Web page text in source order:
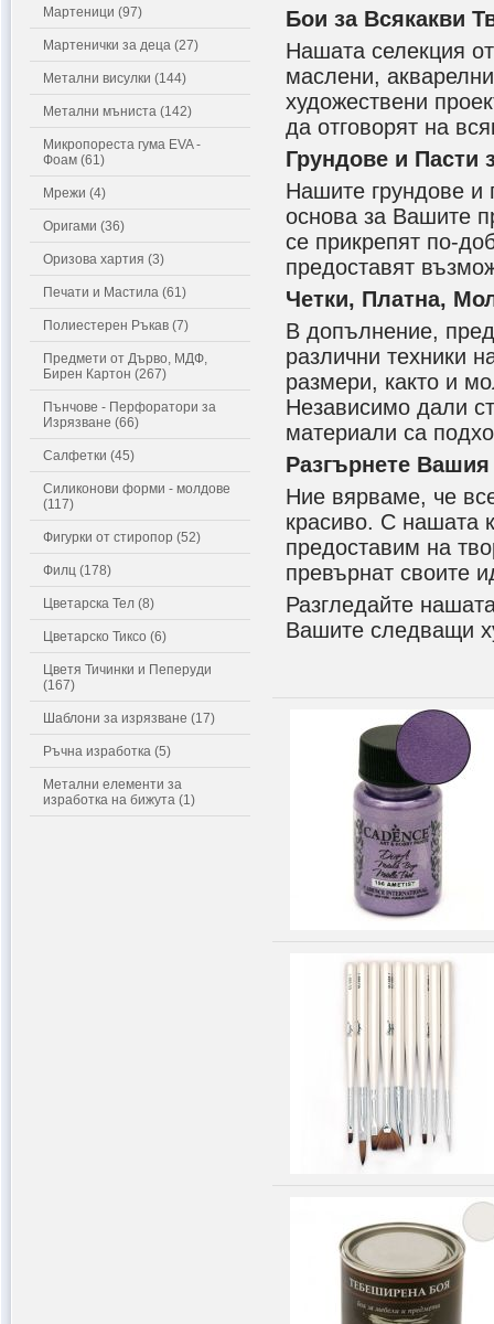
Мартеници (97)
Мартенички за деца (27)
Метални висулки (144)
Метални мъниста (142)
Микропореста гума EVA -
Фоам (61)
Мрежи (4)
Оригами (36)
Оризова хартия (3)
Печати и Мастила (61)
Полиестерен Ръкав (7)
Предмети от Дърво, МДФ,
Бирен Картон (267)
Пънчове - Перфоратори за
Изрязване (66)
Салфетки (45)
Силиконови форми - молдове
(117)
Фигурки от стиропор (52)
Филц (178)
Цветарска Тел (8)
Цветарско Тиксо (6)
Цветя Тичинки и Пеперуди
(167)
Шаблони за изрязване (17)
Ръчна изработка (5)
Метални елементи за
изработка на бижута (1)
Бои за Всякакви
Нашата селекция
маслени,
художествени
да отговорят на
Грундове и Пасти
Нашите грундове и
основа за Вашите
се прикрепят по-
предоставят
Четки, Платна,
В допълнение,
различни техники
размери, както и
Независимо дали
материали са
Разгърнете
Ние вярваме, че
красиво. С нашата
предоставим на
превърнат своите
Разгледайте
Вашите следващи